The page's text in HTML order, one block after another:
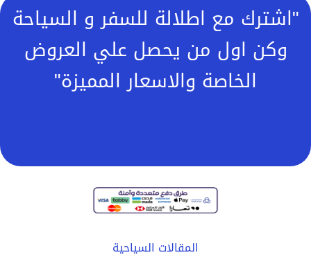
"اشترك مع اطلالة للسفر و السياحة
وكن اول من يحصل علي العروض
الخاصة والاسعار المميزة"
المقالات السياحية